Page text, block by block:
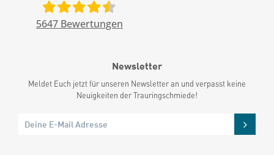
5647 Bewertungen
Newsletter
Meldet Euch jetzt für unseren Newsletter an und verpasst keine
Neuigkeiten der Trauringschmiede!